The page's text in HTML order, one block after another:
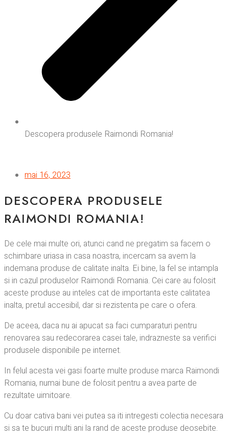
Descopera produsele Raimondi Romania!
mai 16, 2023
DESCOPERA PRODUSELE
RAIMONDI ROMANIA!
De cele mai multe ori, atunci cand ne pregatim sa facem o
schimbare uriasa in casa noastra, incercam sa avem la
indemana produse de calitate inalta. Ei bine, la fel se intampla
si in cazul produselor Raimondi Romania. Cei care au folosit
aceste produse au inteles cat de importanta este calitatea
inalta, pretul accesibil, dar si rezistenta pe care o ofera.
De aceea, daca nu ai apucat sa faci cumparaturi pentru
renovarea sau redecorarea casei tale, indrazneste sa verifici
produsele disponibile pe internet.
In felul acesta vei gasi foarte multe produse marca Raimondi
Romania, numai bune de folosit pentru a avea parte de
rezultate uimitoare.
Cu doar cativa bani vei putea sa iti intregesti colectia necesara
si sa te bucuri multi ani la rand de aceste produse deosebite.